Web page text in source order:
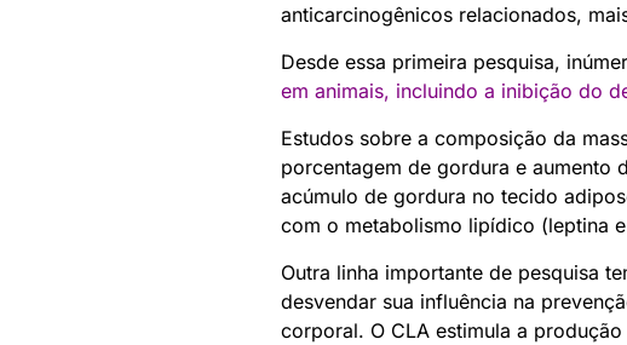
anticarcinogênicos relacionados,
Desde essa primeira pesquisa,
em animais, incluindo a inibição do
Estudos sobre a composição da
porcentagem de gordura e aumento
acúmulo de gordura no tecido
com o metabolismo lipídico (leptina
Outra linha importante de pesquisa
desvendar sua influência na
corporal. O CLA estimula a